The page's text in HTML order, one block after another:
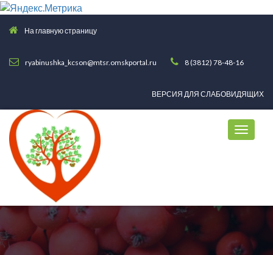
На главную страницу
ryabinushka_kcson@mtsr.omskportal.ru 8 (3812) 78-48-16
ВЕРСИЯ ДЛЯ СЛАБОВИДЯЩИХ